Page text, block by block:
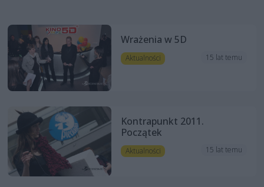
Wrażenia w 5D
Aktualności 15 lat temu
Kontrapunkt 2011.
Początek
Aktualności 15 lat temu